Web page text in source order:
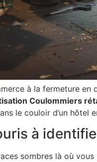
à la fermeture
Coulommiers
le couloir d’un hôtel
à
sombres là où